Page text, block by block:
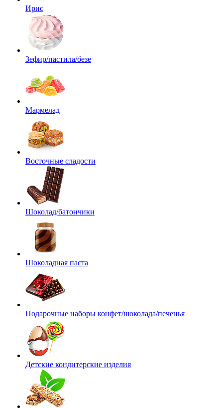
Ирис
Зефир/пастила/безе
Мармелад
Восточные сладости
Шоколад/батончики
Шоколадная паста
Подарочные наборы конфет/шоколада/печенья
Детские кондитерские изделия